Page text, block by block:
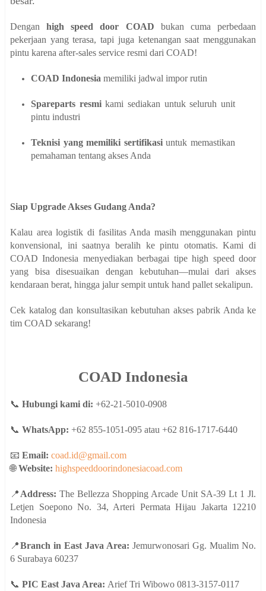
Denganhigh speed door COAD bukan cuma perbedaan
pekerjaan yang terasa, tapi juga ketenangan saat menggunakan
pintu karena after-sales service resmi dari COAD!
COAD Indonesia memiliki jadwal impor rutin
Spareparts resmikami sediakan untuk seluruh unit
pintu industri
Teknisi yang memiliki sertifikasiuntuk memastikan
pemahaman tentang akses Anda
Siap Upgrade Akses Gudang Anda?
Kalau area logistik di fasilitas Anda masih menggunakan pintu
konvensional, ini saatnya beralih ke pintu otomatis. Kami di
COAD Indonesia menyediakan berbagai tipe high speed door
yang bisa disesuaikan dengan kebutuhan—mulai dari akses
kendaraan berat, hingga jalur sempit untuk hand pallet sekalipun.
Cek katalog dan konsultasikan kebutuhan akses pabrik Anda ke
tim COAD sekarang!
COAD Indonesia
📞 Hubungi kami di: +62-21-5010-0908
📞 WhatsApp: +62 855-1051-095 atau +62 816-1717-6440
📧 Email: coad.id@gmail.com
🌐Website: highspeeddoorindonesiacoad.com
📍Address: The Bellezza Shopping Arcade Unit SA-39 Lt 1 Jl.
Letjen Soepono No. 34, Arteri Permata Hijau Jakarta 12210
Indonesia
📍Branch in East Java Area: Jemurwonosari Gg. Mualim No.
6 Surabaya 60237
📞 PIC East Java Area: Arief Tri Wibowo 0813-3157-0117